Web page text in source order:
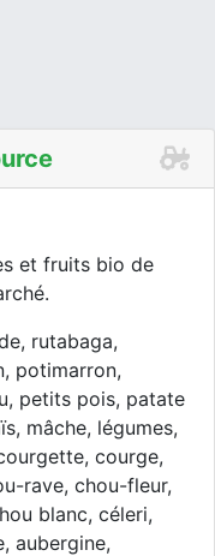
et fruits bio de
rutabaga,
potimarron,
petits pois, patate
mâche, légumes,
courge,
rave, chou-fleur,
blanc, céleri,
aubergine,